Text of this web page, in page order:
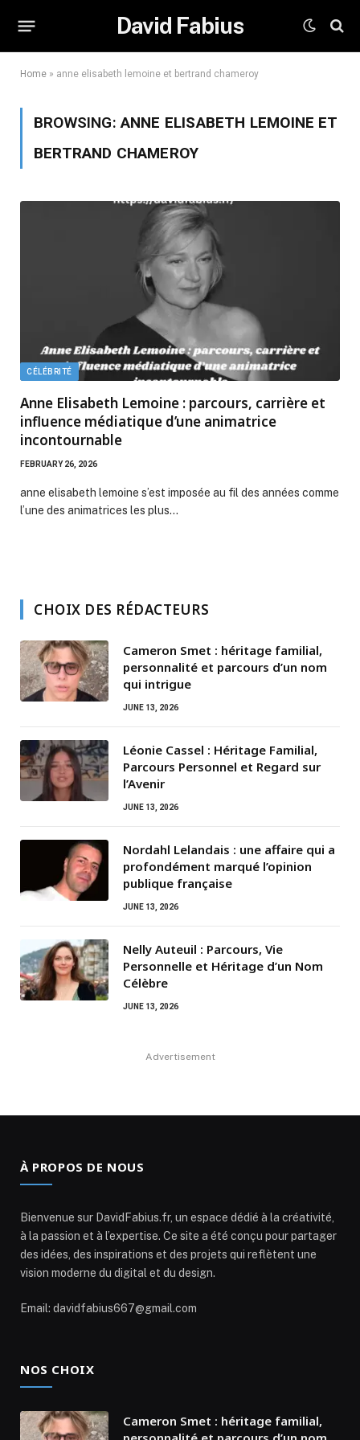
David Fabius
Home » anne elisabeth lemoine et bertrand chameroy
BROWSING:ANNE ELISABETH LEMOINE ET
BERTRAND CHAMEROY
CÉLÉBRITÉ
Anne Elisabeth Lemoine : parcours, carrière et
influence médiatique d’une animatrice
incontournable
FEBRUARY 26, 2026
anne elisabeth lemoine s’est imposée au fil des années comme
l’une des animatrices les plus…
CHOIX DES RÉDACTEURS
Cameron Smet : héritage familial,
personnalité et parcours d’un nom
qui intrigue
JUNE 13, 2026
Léonie Cassel : Héritage Familial,
Parcours Personnel et Regard sur
l’Avenir
JUNE 13, 2026
Nordahl Lelandais : une affaire qui a
profondément marqué l’opinion
publique française
JUNE 13, 2026
Nelly Auteuil : Parcours, Vie
Personnelle et Héritage d’un Nom
Célèbre
JUNE 13, 2026
Advertisement
À PROPOS DE NOUS
Bienvenue sur DavidFabius.fr, un espace dédié à la créativité,
à la passion et à l’expertise. Ce site a été conçu pour partager
des idées, des inspirations et des projets qui reflètent une
vision moderne du digital et du design.
Email: davidfabius667@gmail.com
NOS CHOIX
Cameron Smet : héritage familial,